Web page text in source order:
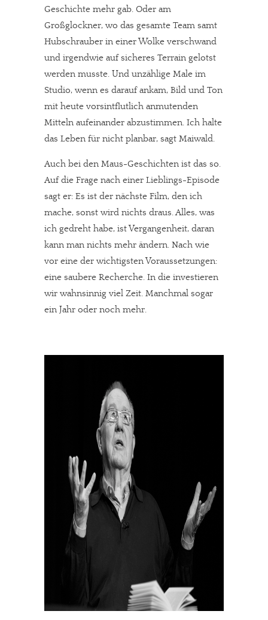
Geschichte mehr gab. Oder am
Großglockner, wo das gesamte Team samt
Hubschrauber in einer Wolke verschwand
und irgendwie auf sicheres Terrain gelotst
werden musste. Und unzählige Male im
Studio, wenn es darauf ankam, Bild und Ton
mit heute vorsintflutlich anmutenden
Mitteln aufeinander abzustimmen. Ich halte
das Leben für nicht planbar, sagt Maiwald.
Auch bei den Maus-Geschichten ist das so.
Auf die Frage nach einer Lieblings-Episode
sagt er: Es ist der nächste Film, den ich
mache, sonst wird nichts draus. Alles, was
ich gedreht habe, ist Vergangenheit, daran
kann man nichts mehr ändern. Nach wie
vor eine der wichtigsten Voraussetzungen:
eine saubere Recherche. In die investieren
wir wahnsinnig viel Zeit. Manchmal sogar
ein Jahr oder noch mehr.